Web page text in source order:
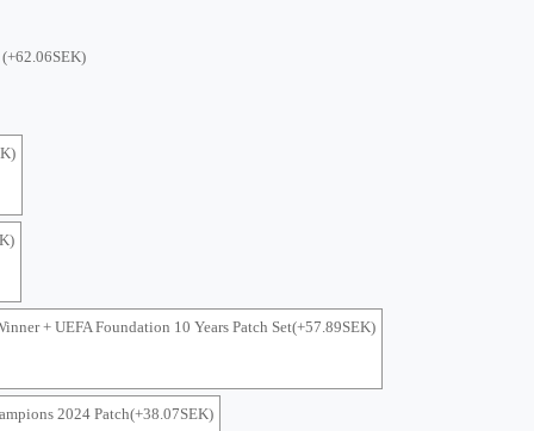
(+62.06SEK)
+ UEFA Foundation 10 Years Patch Set(+57.89SEK)
2024 Patch(+38.07SEK)